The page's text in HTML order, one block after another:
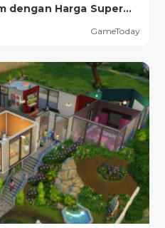
dengan Harga Super
GameToday